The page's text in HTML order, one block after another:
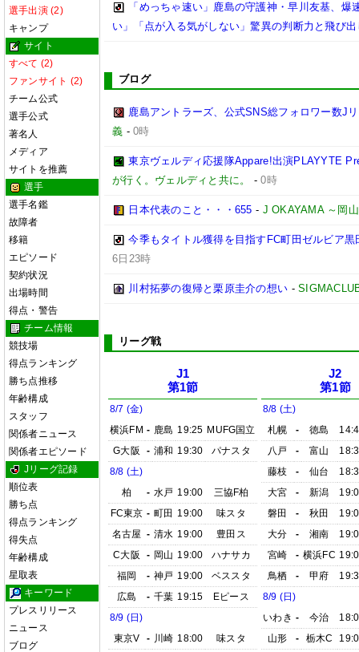
選手出演 (2)
キャンプ
サイト
すべて (2)
ファンサイト (2)
チーム公式
選手公式
著名人
メディア
サイトを推薦
選手
選手名鑑
故障者
移籍
エピソード
契約状況
出場時間
得点・警告
チーム情報
競技場
得点ランキング
勝ち点推移
年齢構成
スタッフ
関係者ニュース
関係者エピソード
Jリーグ記録
順位表
勝ち点
得点ランキング
得失点
年齢構成
星取表
キーワード
プレスリリース
ニュース
ブログ
「めっちゃ速い」鹿島の守護神・早川友基、
い」「点が入る気がしない」驚異の判断力と飛び
ブログ
鹿島アントラーズ、公式SNS総フォロワー数J
義 -0時
東京ヴェルディ応援隊Appare!出演PLAYYTE
が行く。ヴェルディと共に。
-0時
日本代表のこと・・・655 - J OKAYAMA ～岡
今季もタイトル獲得を目指すFC町田ゼルビア
6日23時
川村拓夢の復帰と栗原圭介の想い -
リーグ戦
J1
第1節
8/7 (金)
横浜FM - 鹿島 19:25 MUFG国立
G大阪
- 浦和 19:30
パナスタ
8/8 (土)
柏
- 水戸 19:00
三協F柏
FC東京 - 町田 19:00
味スタ
名古屋 - 清水 19:00
豊田ス
C大阪
- 岡山 19:00
ハナサカ
福岡
- 神戸 19:00
ベススタ
広島
- 千葉 19:15
Eピース
8/9 (日)
東京V
- 川崎 18:00
味スタ
J2
第1節
8/8 (土)
札幌
- 徳島
八戸
- 富山
藤枝
- 仙台
大宮
- 新潟
磐田
- 秋田
大分
- 湘南
宮崎
- 横浜FC
鳥栖
- 甲府
8/9 (日)
いわき - 今治
山形
- 栃木C